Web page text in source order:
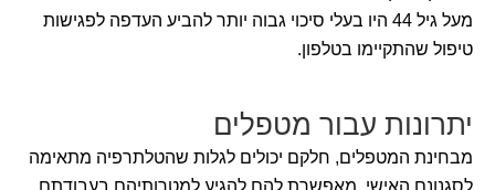
מעל גיל 44 היו בעלי סיכוי גבוה יותר להביע העדפה לפגישות
טיפול שהתקיימו בטלפון.
יתרונות עבור מטפלים
מבחינת המטפלים, חלקם יכולים לגלות שהטלתרפיה מתאימה
לסגנונם האישי, מאפשרת להם להגיע למטרותיהם בעבודתם